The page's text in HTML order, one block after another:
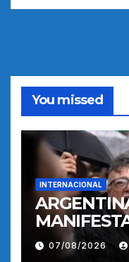
You missed
INTERNACIONAL
07/08/2026